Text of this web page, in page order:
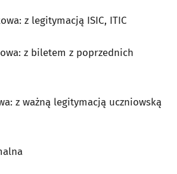
z legitymacją ISIC, ITIC
z biletem z poprzednich
z ważną legitymacją uczniowską